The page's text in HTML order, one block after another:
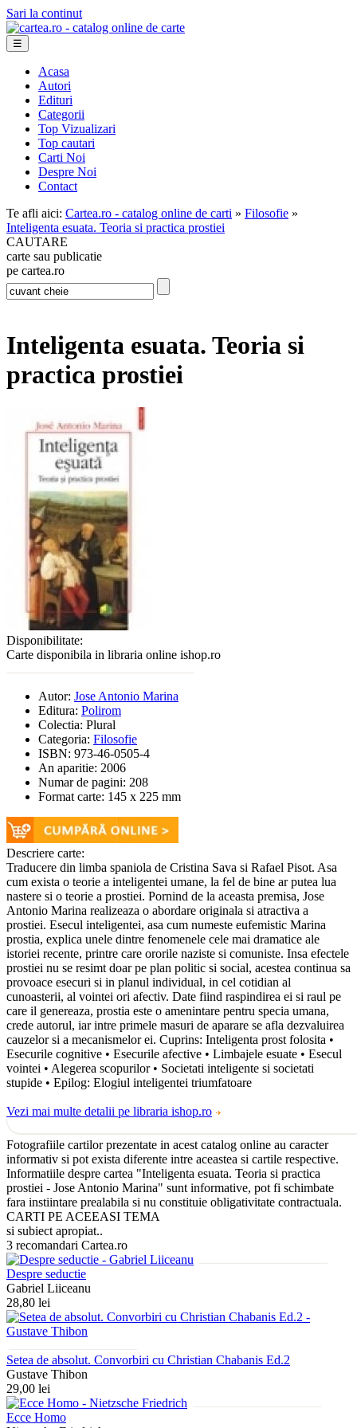
Sari la continut
☰
Acasa
Autori
Edituri
Categorii
Top Vizualizari
Top cautari
Carti Noi
Despre Noi
Contact
Te afli aici: Cartea.ro - catalog online de carti » Filosofie »
Inteligenta esuata. Teoria si practica prostiei
CAUTARE
carte sau publicatie
pe cartea.ro
Inteligenta esuata. Teoria si
practica prostiei
Disponibilitate:
Carte disponibila in libraria online ishop.ro
Autor: Jose Antonio Marina
Editura: Polirom
Colectia: Plural
Categoria: Filosofie
ISBN: 973-46-0505-4
An aparitie: 2006
Numar de pagini: 208
Format carte: 145 x 225 mm
Descriere carte:
Traducere din limba spaniola de Cristina Sava si Rafael Pisot. Asa
cum exista o teorie a inteligentei umane, la fel de bine ar putea lua
nastere si o teorie a prostiei. Pornind de la aceasta premisa, Jose
Antonio Marina realizeaza o abordare originala si atractiva a
prostiei. Esecul inteligentei, asa cum numeste eufemistic Marina
prostia, explica unele dintre fenomenele cele mai dramatice ale
istoriei recente, printre care ororile naziste si comuniste. Insa efectele
prostiei nu se resimt doar pe plan politic si social, acestea continua sa
provoace esecuri si in planul individual, in cel cotidian al
cunoasterii, al vointei ori afectiv. Date fiind raspindirea ei si raul pe
care il genereaza, prostia este o amenintare pentru specia umana,
crede autorul, iar intre primele masuri de aparare se afla dezvaluirea
cauzelor si a mecanismelor ei. Cuprins: Inteligenta prost folosita •
Esecurile cognitive • Esecurile afective • Limbajele esuate • Esecul
vointei • Alegerea scopurilor • Societati inteligente si societati
stupide • Epilog: Elogiul inteligentei triumfatoare
Vezi mai multe detalii pe libraria ishop.ro
Fotografiile cartilor prezentate in acest catalog online au caracter
informativ si pot exista diferente intre aceastea si cartile respective.
Informatiile despre cartea "Inteligenta esuata. Teoria si practica
prostiei - Jose Antonio Marina" sunt informative, pot fi schimbate
fara instiintare prealabila si nu constituie obligativitate contractuala.
CARTI PE ACEEASI TEMA
si subiect apropiat..
3 recomandari Cartea.ro
Despre seductie
Gabriel Liiceanu
28,80 lei
Setea de absolut. Convorbiri cu Christian Chabanis Ed.2
Gustave Thibon
29,00 lei
Ecce Homo